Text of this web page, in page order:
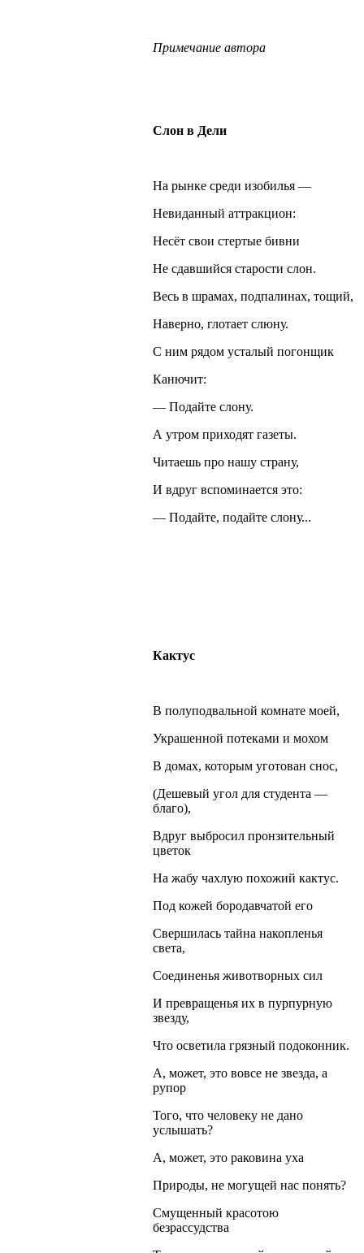
Примечание автора
Слон в Дели
На рынке среди изобилья —
Невиданный аттракцион:
Несёт свои стертые бивни
Не сдавшийся старости слон.
Весь в шрамах, подпалинах, тощий,
Наверно, глотает слюну.
С ним рядом усталый погонщик
Канючит:
— Подайте слону.
А утром приходят газеты.
Читаешь про нашу страну,
И вдруг вспоминается это:
— Подайте, подайте слону...
Кактус
В полуподвальной комнате моей,
Украшенной потеками и мохом
В домах, которым уготован снос,
(Дешевый угол для студента —
благо),
Вдруг выбросил пронзительный
цветок
На жабу чахлую похожий кактус.
Под кожей бородавчатой его
Свершилась тайна накопленья
света,
Соединенья животворных сил
И превращенья их в пурпурную
звезду,
Что осветила грязный подоконник.
А, может, это вовсе не звезда, а
рупор
Того, что человеку не дано
услышать?
А, может, это раковина уха
Природы, не могущей нас понять?
Смущенный красотою
безрассудства